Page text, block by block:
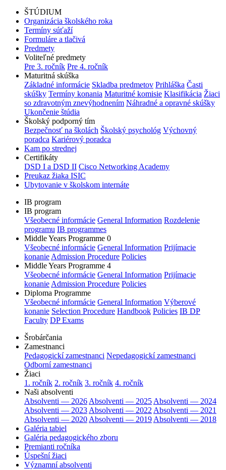
ŠTÚDIUM
Organizácia školského roka
Termíny súťaží
Formuláre a tlačivá
Predmety
Voliteľné predmety
Pre 3. ročník Pre 4. ročník
Maturitná skúška
Základné informácie Skladba predmetov Prihláška Časti
skúšky Termíny konania Maturitné komisie Klasifikácia Žiaci
so zdravotným znevýhodnením Náhradné a opravné skúšky
Ukončenie štúdia
Školský podporný tím
Bezpečnosť na školách Školský psychológ Výchovný
poradca Kariérový poradca
Kam po strednej
Certifikáty
DSD I a DSD II Cisco Networking Academy
Preukaz žiaka ISIC
Ubytovanie v školskom internáte
IB program
IB program
Všeobecné informácie General Information Rozdelenie
programu IB programmes
Middle Years Programme 0
Všeobecné informácie General Information Prijímacie
konanie Admission Procedure Policies
Middle Years Programme 4
Všeobecné informácie General Information Prijímacie
konanie Admission Procedure Policies
Diploma Programme
Všeobecné informácie General Information Výberové
konanie Selection Procedure Handbook Policies IB DP
Faculty DP Exams
Šrobárčania
Zamestnanci
Pedagogickí zamestnanci Nepedagogickí zamestnanci
Odborní zamestnanci
Žiaci
1. ročník 2. ročník 3. ročník 4. ročník
Naši absolventi
Absolventi — 2026 Absolventi — 2025 Absolventi — 2024
Absolventi — 2023 Absolventi — 2022 Absolventi — 2021
Absolventi — 2020 Absolventi — 2019 Absolventi — 2018
Galéria tabiel
Galéria pedagogického zboru
Premianti ročníka
Úspešní žiaci
Významní absolventi